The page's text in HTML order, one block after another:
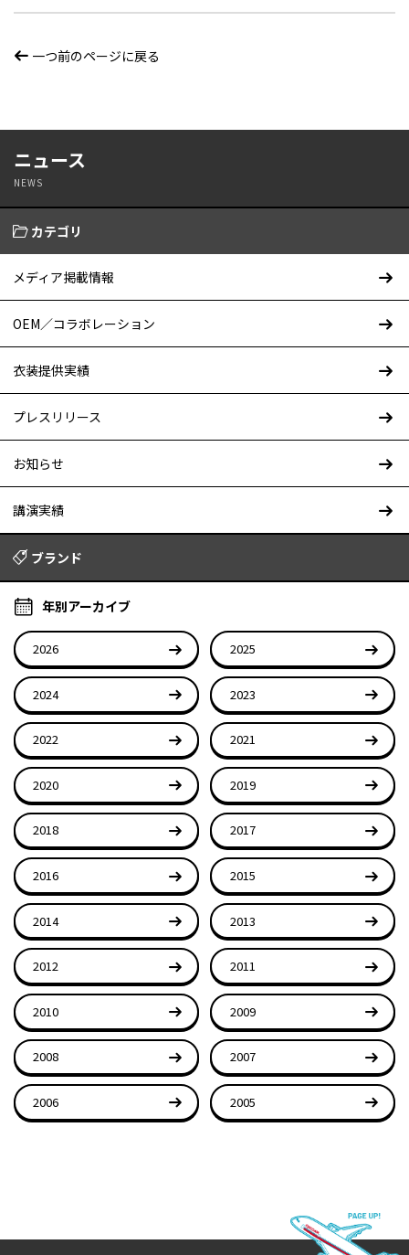
一つ前のページに戻る
ニュース
NEWS
カテゴリ
メディア掲載情報
OEM／コラボレーション
衣装提供実績
プレスリリース
お知らせ
講演実績
ブランド
年別アーカイブ
2026 2025
2024 2023
2022 2021
2020 2019
2018 2017
2016 2015
2014 2013
2012 2011
2010 2009
2008 2007
2006 2005